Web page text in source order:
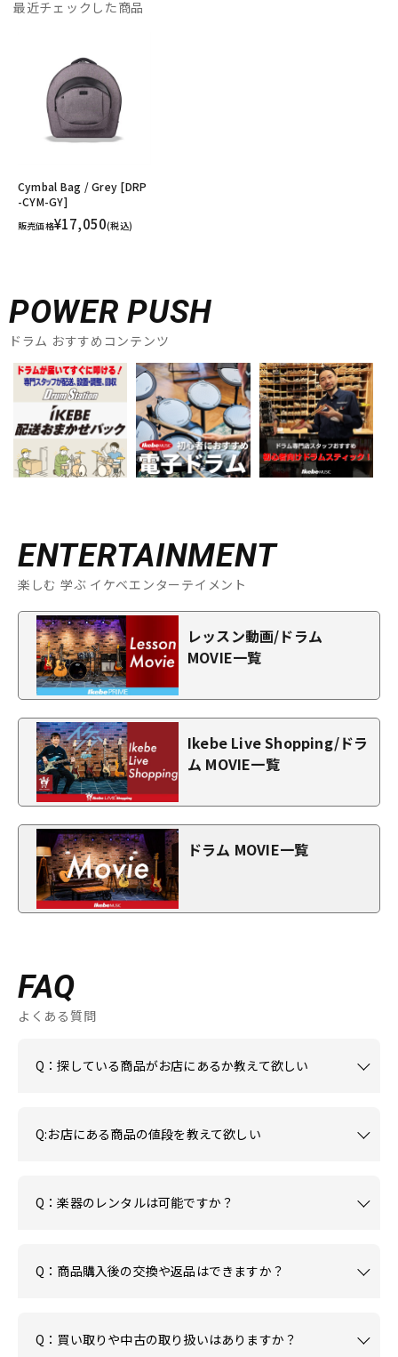
最近チェックした商品
Cymbal Bag / Grey [DRP
-CYM-GY]
販売価格¥17,050(税込)
POWER PUSH
ドラム おすすめコンテンツ
ENTERTAINMENT
楽しむ 学ぶ イケベエンターテイメント
レッスン動画/ドラム
MOVIE一覧
Ikebe Live Shopping/ドラ
ム MOVIE一覧
ドラム MOVIE一覧
FAQ
よくある質問
Q：探している商品がお店にあるか教えて欲しい
Q:お店にある商品の値段を教えて欲しい
Q：楽器のレンタルは可能ですか？
Q：商品購入後の交換や返品はできますか？
Q：買い取りや中古の取り扱いはありますか？